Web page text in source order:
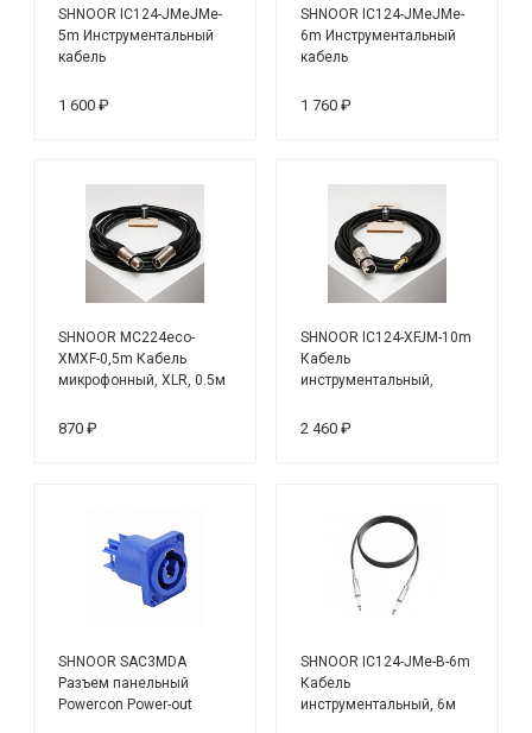
SHNOOR IC124-JMeJMe-
5m Инструментальный
кабель
1 600 ₽
SHNOOR IC124-JMeJMe-
6m Инструментальный
кабель
1 760 ₽
SHNOOR MC224eco-
XMXF-0,5m Кабель
микрофонный, XLR, 0.5м
870 ₽
SHNOOR IC124-XFJM-10m
Кабель
инструментальный,
2 460 ₽
SHNOOR SAC3MDA
Разъем панельный
Powercon Power-out
SHNOOR IC124-JMe-B-6m
Кабель
инструментальный, 6м